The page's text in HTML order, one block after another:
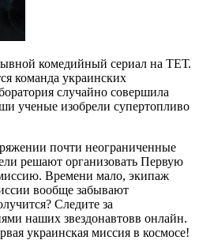
комедийный сериал на ТЕТ.
команда украинских
случайно совершила
ученые изобрели супертопливо
почти неограниченные
решают организовать Первую
Времени мало, экипаж
вообще забывают
Следите за
наших звездонавтовв онлайн.
украинская миссия в космосе!